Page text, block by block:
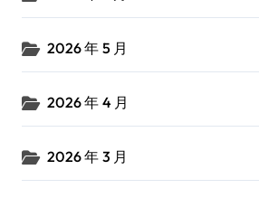
2026 年 5 月
2026 年 4 月
2026 年 3 月